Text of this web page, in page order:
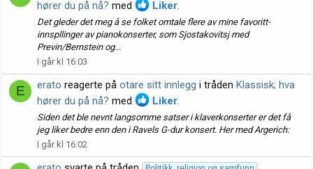
hører du på nå? med Liker.
Det gleder det meg å se folket omtale flere av mine favoritt-
innspllinger av pianokonserter, som Sjostakovitsj med
Previn/Bernstein og...
I går kl 16:03
E erato reagerte på otare sitt innlegg i tråden Klassisk; hva
hører du på nå? med Liker.
Siden det ble nevnt langsomme satser i klaverkonserter er det få
jeg liker bedre enn den i Ravels G-dur konsert. Her med Argerich:
I går kl 16:02